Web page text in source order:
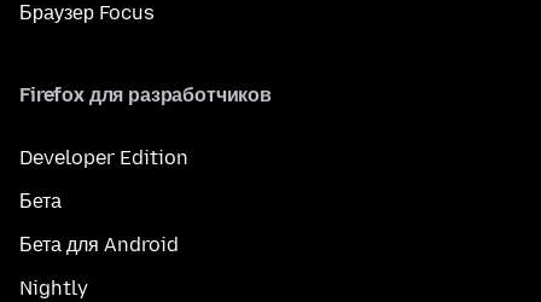
Браузер Focus
Firefox для разработчиков
Developer Edition
Бета
Бета для Android
Nightly